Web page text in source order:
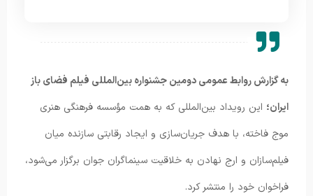
به گزارش روابط عمومی دومین جشنواره بین‌المللی فیلم فضای باز
ایران؛ این رویداد بین‌المللی که به همت مؤسسه فرهنگی هنری
موج فاخته، با هدف جریان‌سازی و ایجاد رقابتی سازنده میان
فیلم‌سازان و ارج نهادن به خلاقیت سینماگران جوان برگزار می‌شود،
فراخوان خود را منتشر کرد.